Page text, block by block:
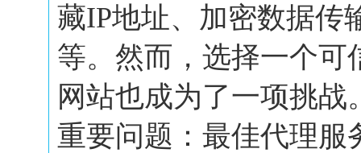
藏IP地址、加密数据传
等。然而，选择一个可
网站也成为了一项挑
重要问题：最佳代理服